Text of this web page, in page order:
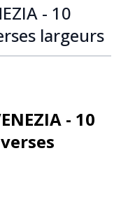
- 10
largeurs
- 10